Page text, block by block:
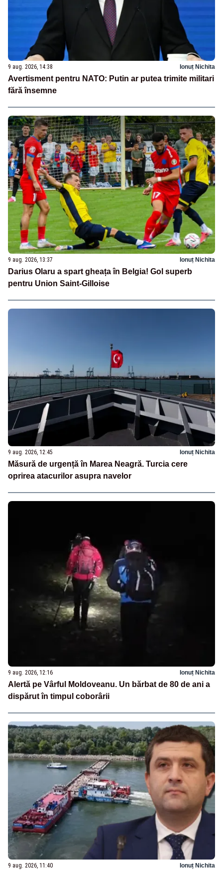
9 aug. 2026, 14:38 Ionuț Nichita
Avertisment pentru NATO: Putin ar putea trimite militari
fără însemne
9 aug. 2026, 13:37 Ionuț Nichita
Darius Olaru a spart gheața în Belgia! Gol superb
pentru Union Saint-Gilloise
9 aug. 2026, 12:45 Ionuț Nichita
Măsură de urgență în Marea Neagră. Turcia cere
oprirea atacurilor asupra navelor
9 aug. 2026, 12:16 Ionuț Nichita
Alertă pe Vârful Moldoveanu. Un bărbat de 80 de ani a
dispărut în timpul coborârii
9 aug. 2026, 11:40 Ionuț Nichita